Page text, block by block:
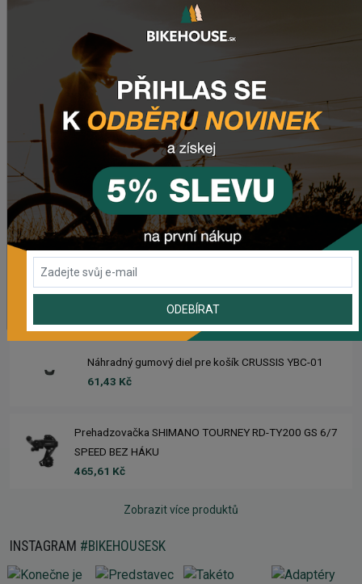
NAPOSLEDY PŘIDANÉ PRODUKTY
Sedlo CHROMAG LIMBER
2 420,18 Kč
Zimušné Rukavice CHROMAG SIGNAL
1 104,44 Kč
Sedlo CHROMAG TRAILMASTER DT V2
2 223,62 Kč
Rebuild kit pedálov CHROMAG SYNTH
Náhradný gumový diel pre košík CRUSSIS YBC-01
61,43 Kč
Prehadzovačka SHIMANO TOURNEY RD-TY200 GS 6/7
SPEED BEZ HÁKU
465,61 Kč
Zobrazit více produktů
INSTAGRAM #BIKEHOUSESK
ODEBÍRAT